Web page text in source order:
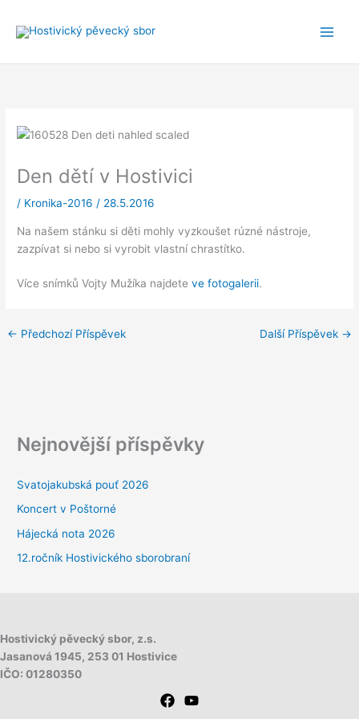
Den dětí v Hostivici
/ Kronika-2016 / 28.5.2016
Na našem stánku si děti mohly vyzkoušet rúzné nástroje,
zazpívat si nebo si vyrobit vlastní chrastítko.
Více snímků Vojty Mužíka najdeteve fotogalerii.
← Předchozí Příspěvek Další Příspěvek →
Nejnovější příspěvky
Svatojakubská pouť 2026
Koncert v Poštorné
Hájecká nota 2026
12.ročník Hostivického sborobraní
Hostivický pěvecký sbor, z.s.
Jasanová 1945, 253 01 Hostivice
IČO: 01280350